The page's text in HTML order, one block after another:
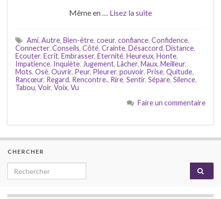
Même en … Lisez la suite
Ami, Autre, Bien-être, coeur, confiance, Confidence,
Connecter, Conseils, Côté, Crainte, Désaccord, Distance,
Ecouter, Ecrit, Embrasser, Eternité, Heureux, Honte,
Impatience, Inquiète, Jugement, Lâcher, Maux, Meilleur,
Mots, Osé, Ouvrir, Peur, Pleurer, pouvoir, Prise, Quitude,
Rancœur, Regard, Rencontre., Rire, Sentir, Sépare, Silence,
Tabou, Voir, Voix, Vu
Faire un commentaire
CHERCHER
Search for: